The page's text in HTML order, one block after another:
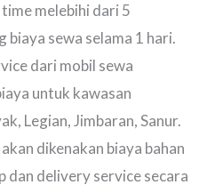
melebihi dari 5
biaya sewa selama 1 hari.
dari mobil sewa
untuk kawasan
Legian, Jimbaran, Sanur.
dikenakan biaya bahan
dan delivery service secara